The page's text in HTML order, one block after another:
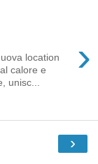
›
location
calore e
unisc...
›